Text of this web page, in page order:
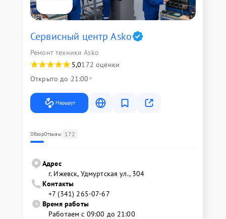
Сервисный центр Asko
Ремонт техники Asko
5,0172 оценки
Открыто до 21:00
Маршрут
ОбзорОтзывы 172
Адрес
г. Ижевск, Удмуртская ул., 304
Контакты
+7 (341) 265-07-67
Время работы
Работаем с 09:00 до 21:00